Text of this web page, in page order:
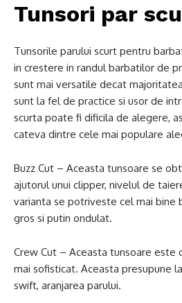
Tunsori par
Tunsorile parului scurt pentru
in crestere in randul barbatilor de
sunt mai versatile decat
sunt la fel de practice si usor de
scurta poate fi dificila de alegere,
cateva dintre cele mai populare
Buzz Cut – Aceasta tunsoare se
ajutorul unui clipper, nivelul de
varianta se potriveste cel mai bine
gros si putin ondulat.
Crew Cut – Aceasta tunsoare este
mai sofisticat. Aceasta presupune
swift, aranjarea parului.